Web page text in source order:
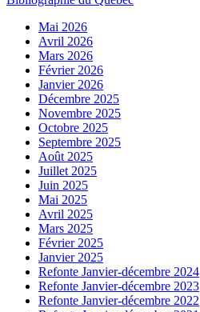
Mai 2026
Avril 2026
Mars 2026
Février 2026
Janvier 2026
Décembre 2025
Novembre 2025
Octobre 2025
Septembre 2025
Août 2025
Juillet 2025
Juin 2025
Mai 2025
Avril 2025
Mars 2025
Février 2025
Janvier 2025
Refonte Janvier-décembre 2024
Refonte Janvier-décembre 2023
Refonte Janvier-décembre 2022